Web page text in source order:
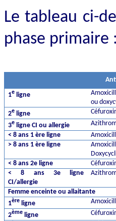
Le tableau ci-
phase primaire :
1e ligne
ou
2e ligne
3e ligne CI ou allergie
< 8 ans 1 ère ligne
> 8 ans 1 ère ligne
< 8 ans 2e ligne
< 8 ans 3e ligne
CI/allergie
Femme enceinte ou allaitante
1ère ligne
2ème ligne